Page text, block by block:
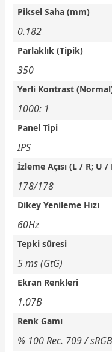
Piksel Saha (mm)
0.182
Parlaklık (Tipik)
350
Yerli Kontrast
1000: 1
Panel Tipi
IPS
İzleme Açısı (L / R; U /
178/178
Dikey Yenileme Hızı
60Hz
Tepki süresi
5 ms (GtG)
Ekran Renkleri
1.07B
Renk Gamı
% 100 Rec. 709 /